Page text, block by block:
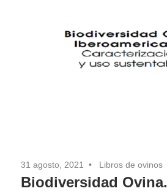
31 agosto, 2021 Libros de ovinos
Biodiversidad Ovina.